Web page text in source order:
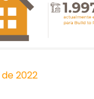
2022